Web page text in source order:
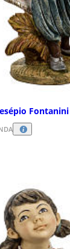
Fontanini